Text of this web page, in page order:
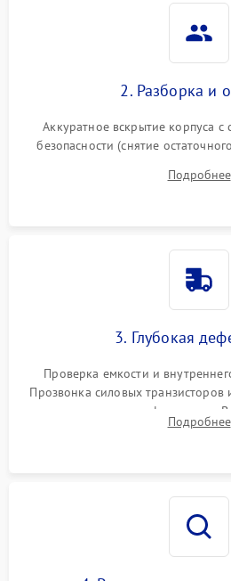
2. Разборка и
Аккуратное вскрытие корпуса
безопасности (снятие
и кистей для предотвращения
Подробнее
3. Глубокая
Проверка емкости и
Прозвонка силовых транзисторов
переключения и трансформатора.
конденсаторов и прогаров
Подробнее